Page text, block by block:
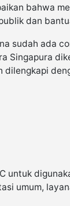
bahwa
dan
sudah ada
Singapura
untuk
umum,